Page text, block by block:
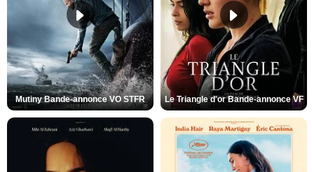
Mutiny Bande-annonce VO STFR Le Triangle d'or Bande-annonce VF